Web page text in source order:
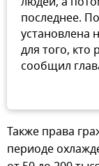
последнее.
установлена
для того, кто
сообщил
Также права
периоде